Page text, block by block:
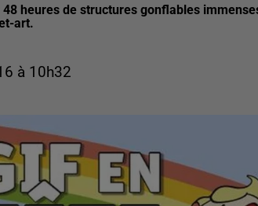
heures de structures gonflables
art.
à 10h32